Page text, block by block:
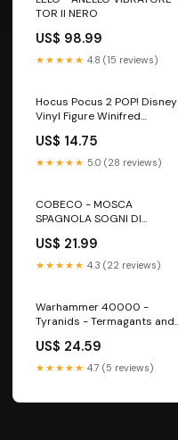
TOR II NERO
US$ 98.99
★★★★★ 4.8 (15 reviews)
Hocus Pocus 2 POP! Disney
Vinyl Figure Winifred
US$ 14.75
★★★★★ 5.0 (28 reviews)
COBECO - MOSCA
SPAGNOLA SOGNI DI
US$ 21.99
★★★★★ 4.3 (22 reviews)
Warhammer 40000 -
Tyranids - Termagants and
No-B2C
US$ 24.59
★★★★★ 4.7 (5 reviews)